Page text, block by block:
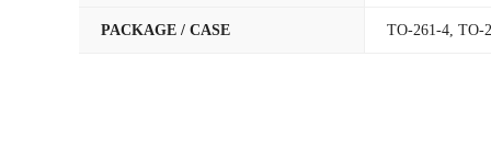
PACKAGE / CASE TO-261-4, TO-